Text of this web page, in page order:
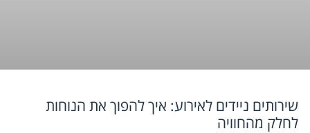
שירותים ניידים לאירוע: איך להפוך את הנוחות
לחלק מהחוויה